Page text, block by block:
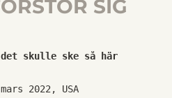
SIG
skulle ske så här
2022, USA